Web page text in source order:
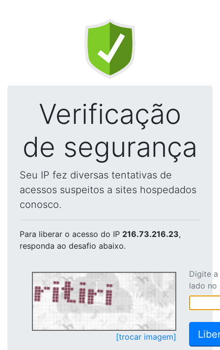
Verificação
de segurança
Seu IP fez diversas tentativas de
acessos suspeitos a sites hospedados
conosco.
Para liberar o acesso do IP 216.73.216.23,
responda ao desafio abaixo.
[trocar imagem]
Digite
lado no